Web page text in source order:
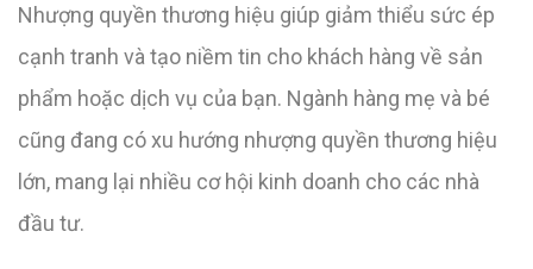
Nhượng quyền thương hiệu giúp giảm thiểu sức ép
cạnh tranh và tạo niềm tin cho khách hàng về sản
phẩm hoặc dịch vụ của bạn. Ngành hàng mẹ và bé
cũng đang có xu hướng nhượng quyền thương hiệu
lớn, mang lại nhiều cơ hội kinh doanh cho các nhà
đầu tư.